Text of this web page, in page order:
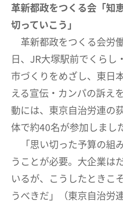
革新都政をつくる会「知
切っていこう」
革新都政をつくる会労
日、JR大塚駅前でくらし
市づくりをめざし、東日
える宣伝・カンパの訴え
動には、東京自治労連の
体で約40名が参加しまし
「思い切った予算の組
うことが必要。大企業は
いるが、こうしたときこ
うべきだ」（東京自治労